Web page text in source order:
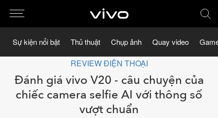
Sự kiện nổi bật Thủ thuật Chụp ảnh Quay video
REVIEW ĐIỆN THOẠI
Đánh giá vivo V20 - câu chuyện của
chiếc camera selfie AI với thông số
vượt chuẩn